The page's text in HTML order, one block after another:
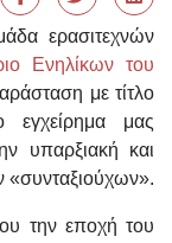
ερασιτεχνών
Ενηλίκων του
με τίτλο
μας
υπαρξιακή και
«συνταξιούχων».
την εποχή του